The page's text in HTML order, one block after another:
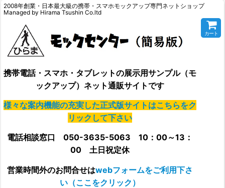
2008年創業・日本最大級の携帯・スマホモックアップ専門ネットショップ
Managed by Hirama Tsushin Co.ltd
携帯電話・スマホ・タブレットの展示用サンプル（モ
ックアップ）ネット通販サイトです
様々な案内機能の充実した正式版サイトはこちらをク
リックして下さい
電話相談窓口 050-3635-5063 10：00～13：
00 土日祝定休
営業時間外のお問合せはwebフォームをご利用下さ
い（ここをクリック）
カート